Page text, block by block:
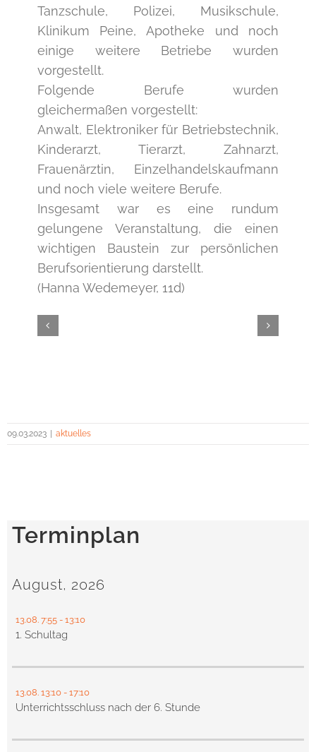
Tanzschule, Polizei, Musikschule,
Klinikum Peine, Apotheke und noch
einige weitere Betriebe wurden
vorgestellt.
Folgende Berufe wurden
gleichermaßen vorgestellt:
Anwalt, Elektroniker für Betriebstechnik,
Kinderarzt, Tierarzt, Zahnarzt,
Frauenärztin, Einzelhandelskaufmann
und noch viele weitere Berufe.
Insgesamt war es eine rundum
gelungene Veranstaltung, die einen
wichtigen Baustein zur persönlichen
Berufsorientierung darstellt.
(Hanna Wedemeyer, 11d)
09.03.2023 aktuelles
Terminplan
August, 2026
13.08. 7:55 - 13:10
1. Schultag
13.08. 13:10 - 17:10
Unterrichtsschluss nach der 6. Stunde